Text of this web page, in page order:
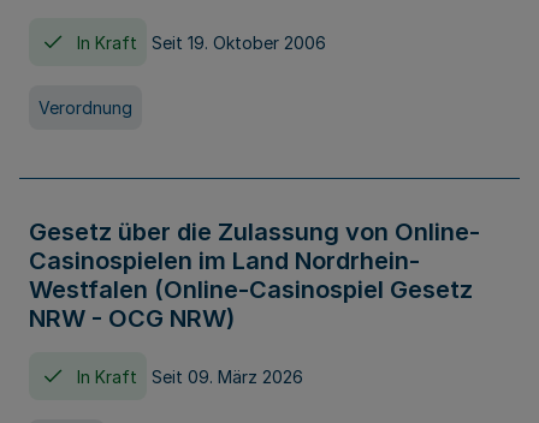
In Kraft Seit 19. Oktober 2006
Verordnung
Gesetz über die Zulassung von Online-
Casinospielen im Land Nordrhein-
Westfalen (Online-Casinospiel Gesetz
NRW - OCG NRW)
In Kraft Seit 09. März 2026